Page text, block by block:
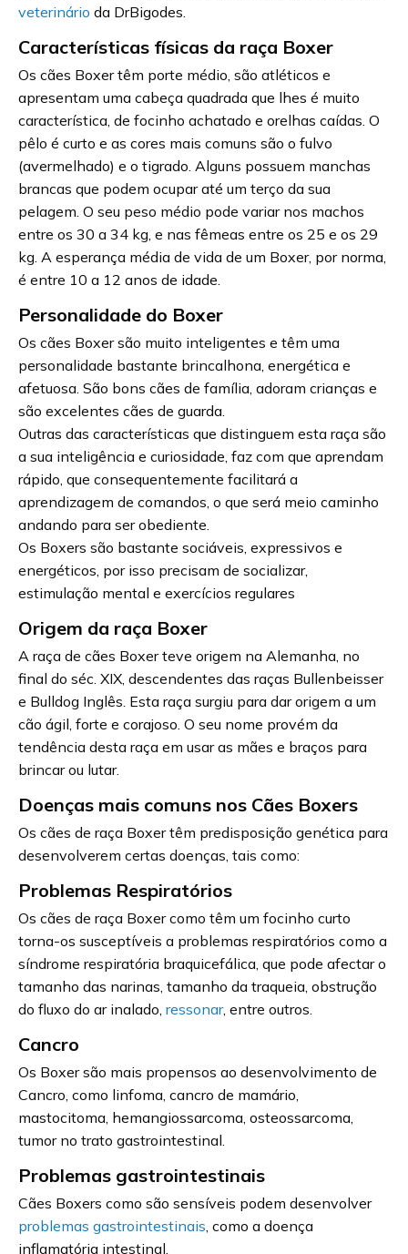
veterinário da DrBigodes.
Características físicas da raça Boxer
Os cães Boxer têm porte médio, são atléticos e
apresentam uma cabeça quadrada que lhes é muito
característica, de focinho achatado e orelhas caídas. O
pêlo é curto e as cores mais comuns são o fulvo
(avermelhado) e o tigrado. Alguns possuem manchas
brancas que podem ocupar até um terço da sua
pelagem. O seu peso médio pode variar nos machos
entre os 30 a 34 kg, e nas fêmeas entre os 25 e os 29
kg. A esperança média de vida de um Boxer, por norma,
é entre 10 a 12 anos de idade.
Personalidade do Boxer
Os cães Boxer são muito inteligentes e têm uma
personalidade bastante brincalhona, energética e
afetuosa. São bons cães de família, adoram crianças e
são excelentes cães de guarda.
Outras das características que distinguem esta raça são
a sua inteligência e curiosidade, faz com que aprendam
rápido, que consequentemente facilitará a
aprendizagem de comandos, o que será meio caminho
andando para ser obediente.
Os Boxers são bastante sociáveis, expressivos e
energéticos, por isso precisam de socializar,
estimulação mental e exercícios regulares
Origem da raça Boxer
A raça de cães Boxer teve origem na Alemanha, no
final do séc. XIX, descendentes das raças Bullenbeisser
e Bulldog Inglês. Esta raça surgiu para dar origem a um
cão ágil, forte e corajoso. O seu nome provém da
tendência desta raça em usar as mães e braços para
brincar ou lutar.
Doenças mais comuns nos Cães Boxers
Os cães de raça Boxer têm predisposição genética para
desenvolverem certas doenças, tais como:
Problemas Respiratórios
Os cães de raça Boxer como têm um focinho curto
torna-os susceptíveis a problemas respiratórios como a
síndrome respiratória braquicefálica, que pode afectar o
tamanho das narinas, tamanho da traqueia, obstrução
do fluxo do ar inalado, ressonar, entre outros.
Cancro
Os Boxer são mais propensos ao desenvolvimento de
Cancro, como linfoma, cancro de mamário,
mastocitoma, hemangiossarcoma, osteossarcoma,
tumor no trato gastrointestinal.
Problemas gastrointestinais
Cães Boxers como são sensíveis podem desenvolver
problemas gastrointestinais, como a doença
inflamatória intestinal.